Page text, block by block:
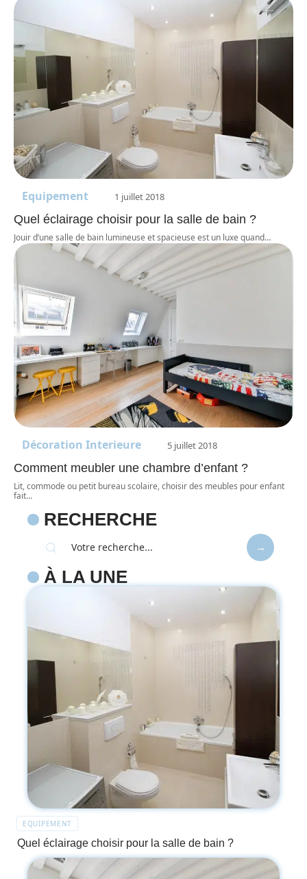
Equipement 1 juillet 2018
Quel éclairage choisir pour la salle de bain ?
Jouir d’une salle de bain lumineuse et spacieuse est un luxe quand…
Décoration Interieure 5 juillet 2018
Comment meubler une chambre d’enfant ?
Lit, commode ou petit bureau scolaire, choisir des meubles pour enfant
fait…
RECHERCHE
À LA UNE
EQUIPEMENT
Quel éclairage choisir pour la salle de bain ?